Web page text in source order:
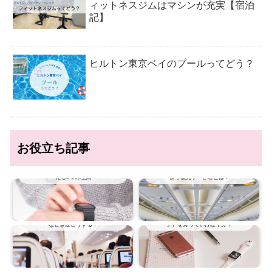
ィットネスジムはマシンが充実【宿泊
記】
ヒルトン東京ベイのプールってどう？
お役立ち記事
える3つの理由
より優先すべきことは？
飛行機に乗っているときの大ピンチ！こん
なときはどうする？
旅行にApple Watch（アップル ウオッ
チ）を持っていけば十分？